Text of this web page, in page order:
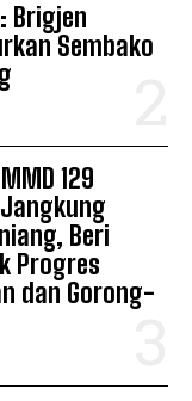
Brigjen
Sembako
129
Beri
Progres
dan Gorong-